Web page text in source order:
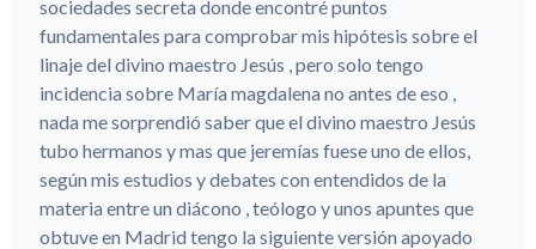
sociedades secreta donde encontré puntos
fundamentales para comprobar mis hipótesis sobre el
linaje del divino maestro Jesús , pero solo tengo
incidencia sobre María magdalena no antes de eso ,
nada me sorprendió saber que el divino maestro Jesús
tubo hermanos y mas que jeremías fuese uno de ellos,
según mis estudios y debates con entendidos de la
materia entre un diácono , teólogo y unos apuntes que
obtuve en Madrid tengo la siguiente versión apoyado